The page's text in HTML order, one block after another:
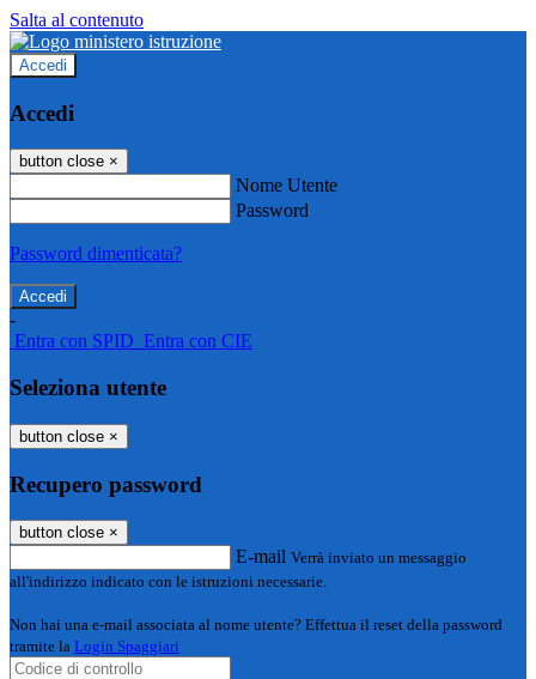
Salta al contenuto
Accedi
Accedi
button close ×
Nome Utente
Password
Password dimenticata?
-
Entra con SPID Entra con CIE
Seleziona utente
button close ×
Recupero password
button close ×
E-mail Verrà inviato un messaggio
all'indirizzo indicato con le istruzioni necessarie.
Non hai una e-mail associata al nome utente? Effettua il reset della password
tramite la Login Spaggiari